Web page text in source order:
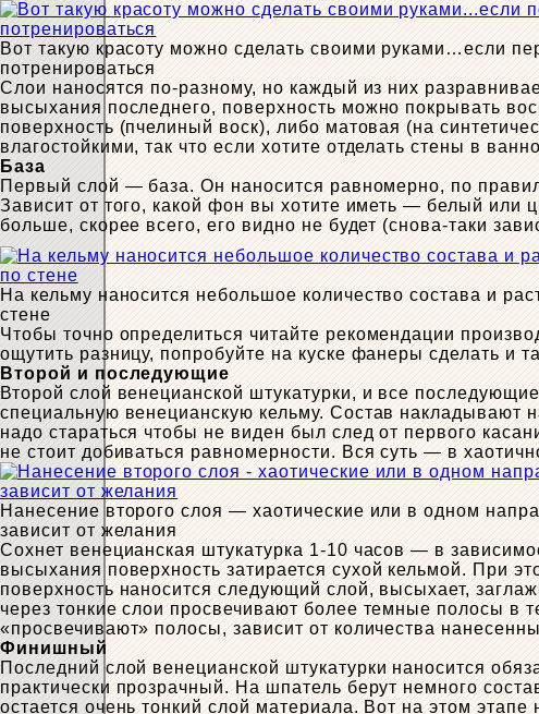
Вот такую красоту можно сделать своими руками…если
потренироваться
Слои наносятся по-разному, но каждый из них
высыхания последнего, поверхность можно покрывать
поверхность (пчелиный воск), либо матовая (на
влагостойкими, так что если хотите отделать стены в
База
Первый слой — база. Он наносится равномерно, по
Зависит от того, какой фон вы хотите иметь — белый или
больше, скорее всего, его видно не будет (снова-таки
На кельму наносится небольшое количество состава и
стене
Чтобы точно определиться читайте рекомендации
ощутить разницу, попробуйте на куске фанеры сделать и
Второй и последующие
Второй слой венецианской штукатурки, и все
специальную венецианскую кельму. Состав накладывают
надо стараться чтобы не виден был след от первого
не стоит добиваться равномерности. Вся суть — в
Нанесение второго слоя — хаотические или в одном
зависит от желания
Сохнет венецианская штукатурка 1-10 часов — в
высыхания поверхность затирается сухой кельмой. При
поверхность наносится следующий слой, высыхает,
через тонкие слои просвечивают более темные полосы в
«просвечивают» полосы, зависит от количества
Финишный
Последний слой венецианской штукатурки наносится
практически прозрачный. На шпатель берут немного
остается очень тонкий слой материала. Вот на этом